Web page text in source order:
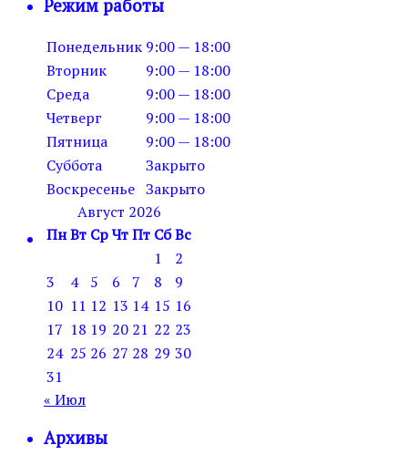
Режим работы
Понедельник 9:00 — 18:00
Вторник
9:00 — 18:00
Среда
9:00 — 18:00
Четверг
9:00 — 18:00
Пятница
9:00 — 18:00
Суббота
Закрыто
Воскресенье Закрыто
Август 2026
ПнВт СрЧтПт СбВс
1
2
3
4 5 6 7 8
9
10 11 12 13 14 15 16
17 18 19 20 21 22 23
24 25 26 27 28 29 30
31
« Июл
Архивы